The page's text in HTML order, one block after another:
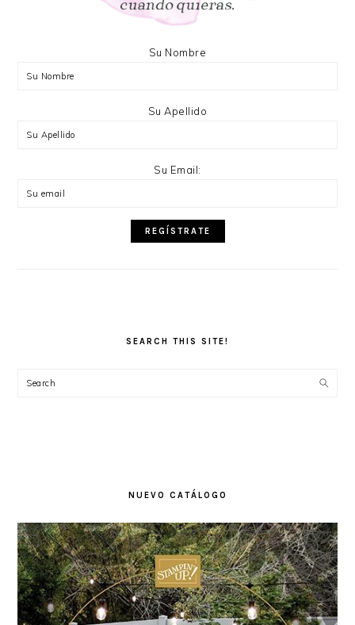
Su Nombre
Su Apellido
Su Email:
SEARCH THIS SITE!
Search
NUEVO CATÁLOGO